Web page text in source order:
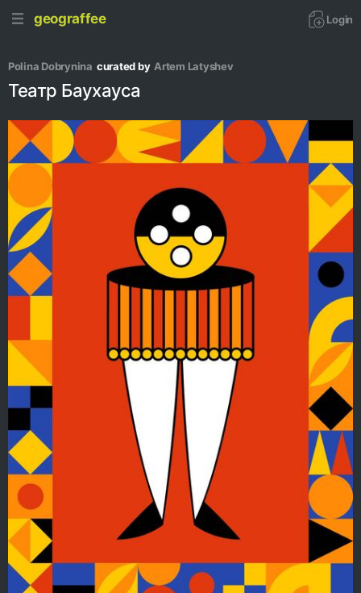
geograffee Login
Polina Dobrynina curated by Artem Latyshev
Театр Баухауса